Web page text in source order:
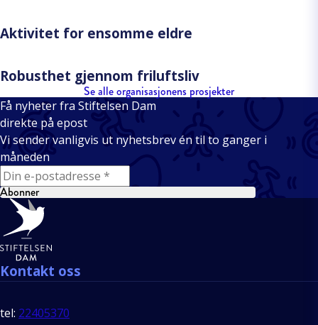
Aktivitet for ensomme eldre
Robusthet gjennom friluftsliv
Se alle organisasjonens prosjekter
Få nyheter fra Stiftelsen Dam
direkte på epost
Vi sender vanligvis ut nyhetsbrev én til to ganger i
måneden
E-mail
Abonner
Bunntekst
Kontakt oss
tel: 22405370